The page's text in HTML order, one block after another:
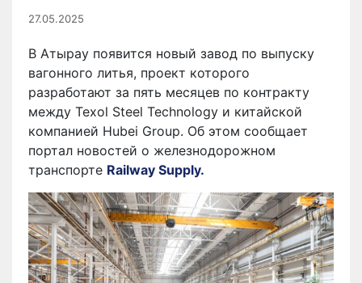
27.05.2025
В Атырау появится новый завод по выпуску
вагонного литья, проект которого
разработают за пять месяцев по контракту
между Texol Steel Technology и китайской
компанией Hubei Group. Об этом сообщает
портал новостей о железнодорожном
транспорте Railway Supply.